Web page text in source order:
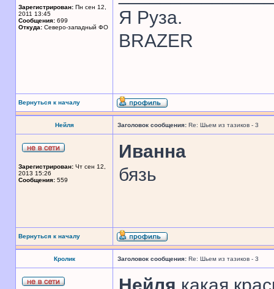
Зарегистрирован: Пн сен 12,
2011 13:45
Сообщения: 699
Откуда: Северо-западный ФО
Я Руза.
BRAZER
Вернуться к началу
Нейля Заголовок сообщения: Re: Шьем из тазиков - 3
Зарегистрирован: Чт сен 12,
2013 15:26
Сообщения: 559
Иванна
бязь
Вернуться к началу
Кролик Заголовок сообщения: Re: Шьем из тазиков - 3